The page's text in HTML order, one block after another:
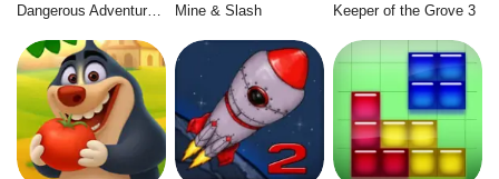
Mine & Slash Keeper of the Grove 3